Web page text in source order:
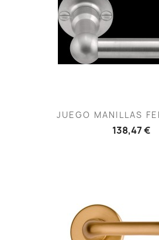
JUEGO MANILLAS
138,47 €